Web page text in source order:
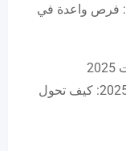
الربح من الذكاء الاصطناعي في 2025: فرص واعدة في
فرص العمل الحر والربح من الإنترنت 2025: كيف تحول